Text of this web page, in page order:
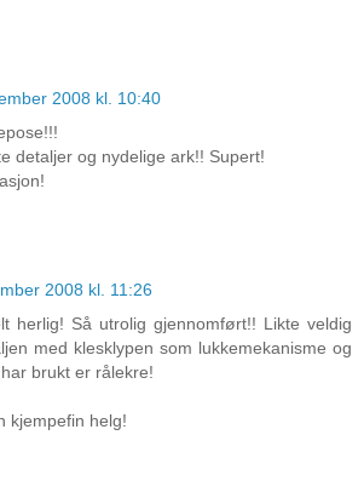
2008 kl. 10:40
detaljer og nydelige ark!! Supert!
2008 kl. 11:26
herlig! Så utrolig gjennomført!! Likte veldig
med klesklypen som lukkemekanisme og
brukt er rålekre!
kjempefin helg!